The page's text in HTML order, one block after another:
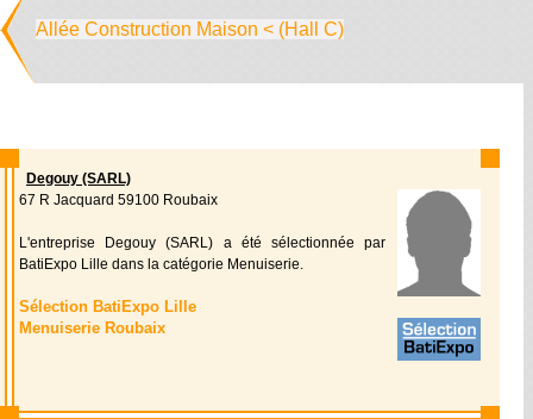
Allée Construction Maison < (Hall C)
Degouy (SARL)
67 R Jacquard 59100 Roubaix
L'entreprise Degouy (SARL) a été sélectionnée par
BatiExpo Lille dans la catégorie Menuiserie.
Sélection BatiExpo Lille
Menuiserie Roubaix